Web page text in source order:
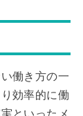
働き方の一
効率的に働
といったメ